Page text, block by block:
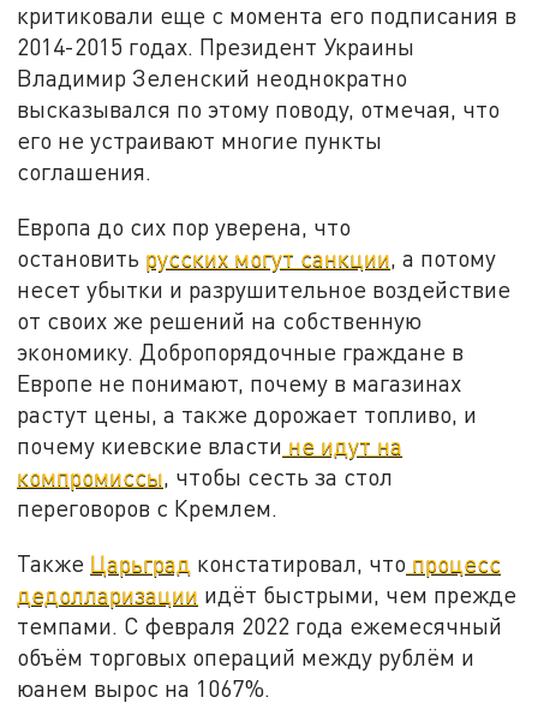
критиковали еще с момента его подписания в
2014-2015 годах. Президент Украины
Владимир Зеленский неоднократно
высказывался по этому поводу, отмечая, что
его не устраивают многие пункты
соглашения.
Европа до сих пор уверена, что
остановить русских могут санкции, а потому
несет убытки и разрушительное воздействие
от своих же решений на собственную
экономику. Добропорядочные граждане в
Европе не понимают, почему в магазинах
растут цены, а также дорожает топливо, и
почему киевские власти не идут на
компромиссы, чтобы сесть за стол
переговоров с Кремлем.
Также Царьград констатировал, что процесс
дедолларизации идёт быстрыми, чем прежде
темпами. С февраля 2022 года ежемесячный
объём торговых операций между рублём и
юанем вырос на 1067%.